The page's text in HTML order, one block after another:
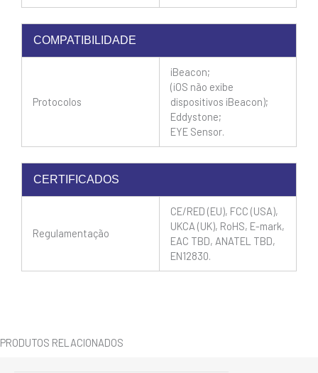
COMPATIBILIDADE
Protocolos
iBeacon;
(iOS não exibe
dispositivos iBeacon);
Eddystone;
EYE Sensor.
CERTIFICADOS
Regulamentação
CE/RED (EU), FCC (USA),
UKCA (UK), RoHS, E-mark,
EAC TBD, ANATEL TBD,
EN12830.
PRODUTOS RELACIONADOS